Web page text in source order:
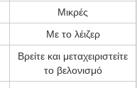
Μικρές
Με το λέιζερ
Βρείτε και μεταχειριστείτε
το βελονισμό